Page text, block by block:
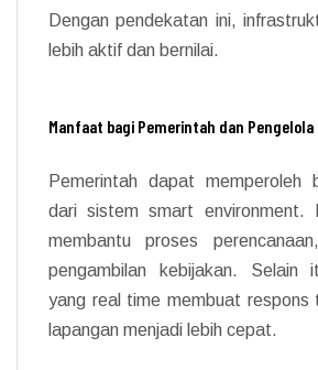
Dengan pendekatan ini,
lebih aktif dan bernilai.
Manfaat bagi Pemerintah dan Pengelola
Pemerintah dapat memperoleh
dari sistem smart environment.
membantu proses
pengambilan kebijakan. Selain
yang real time membuat respons
lapangan menjadi lebih cepat.